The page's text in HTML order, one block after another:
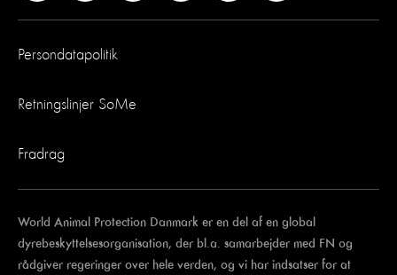
Persondatapolitik
Retningslinjer SoMe
Fradrag
World Animal Protection Danmark er en del af en global
dyrebeskyttelsesorganisation, der bl.a. samarbejder med FN og
rådgiver regeringer over hele verden, og vi har indsatser for at